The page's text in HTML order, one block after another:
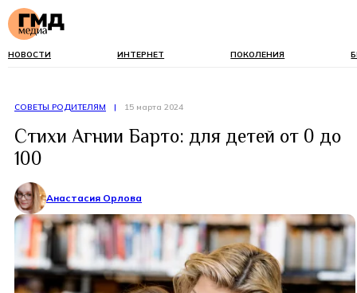
НОВОСТИ ИНТЕРНЕТ ПОКОЛЕНИЯ
СОВЕТЫ РОДИТЕЛЯМ | 15 марта 2024
Стихи Агнии Барто: для детей от 0 до
100
Анастасия Орлова